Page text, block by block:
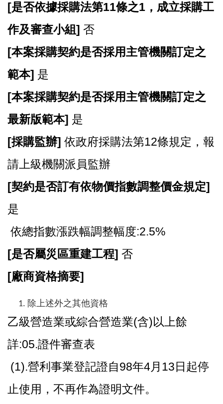
[是否依據採購法第11條之1，成立採購工
作及審查小組] 否
[本案採購契約是否採用主管機關訂定之
範本] 是
[本案採購契約是否採用主管機關訂定之
最新版範本] 是
[採購監辦] 依政府採購法第12條規定，報
請上級機關派員監辦
[契約是否訂有依物價指數調整價金規定]
是
依總指數漲跌幅調整幅度:2.5%
[是否屬災區重建工程] 否
[廠商資格摘要]
除上述外之其他資格
乙級營造業或綜合營造業(含)以上餘
詳:05.證件審查表
(1).營利事業登記證自98年4月13日起停
止使用，不再作為證明文件。